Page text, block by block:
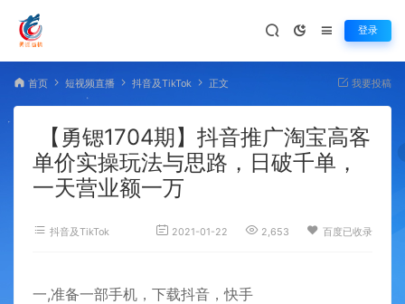
登录
首页 短视频直播 抖音及TikTok 正文 我要投稿
【勇锶1704期】抖音推广淘宝高客
单价实操玩法与思路，日破千单，
一天营业额一万
抖音及TikTok 2021-01-22 2,653 百度已收录
一,准备一部手机，下载抖音，快手